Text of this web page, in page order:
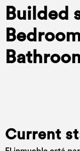
Builded
Current